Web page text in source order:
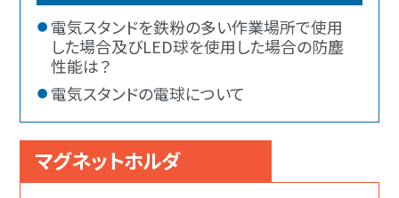
電気スタンドを鉄粉の多い作業場所で使用
した場合及びLED球を使用した場合の防塵
性能は？
電気スタンドの電球について
マグネットホルダ